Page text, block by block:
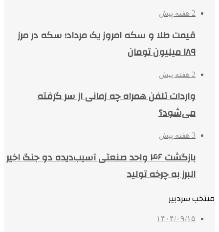
2 هفته پیش
قیمت طلا و سکه امروز یک مرداد؛ سکه در مرز
۱۸۹ میلیون تومان
2 هفته پیش
واردات تلفن همراه چه زمانی از سر گرفته
می‌شود؟
3 هفته پیش
بازگشت ۴۶ واحد صنعتی آسیب‌دیده دو جنگ اخیر
البرز به چرخه تولید
منتخب سردبیر
۱۴۰۴/۰۹/۱۵